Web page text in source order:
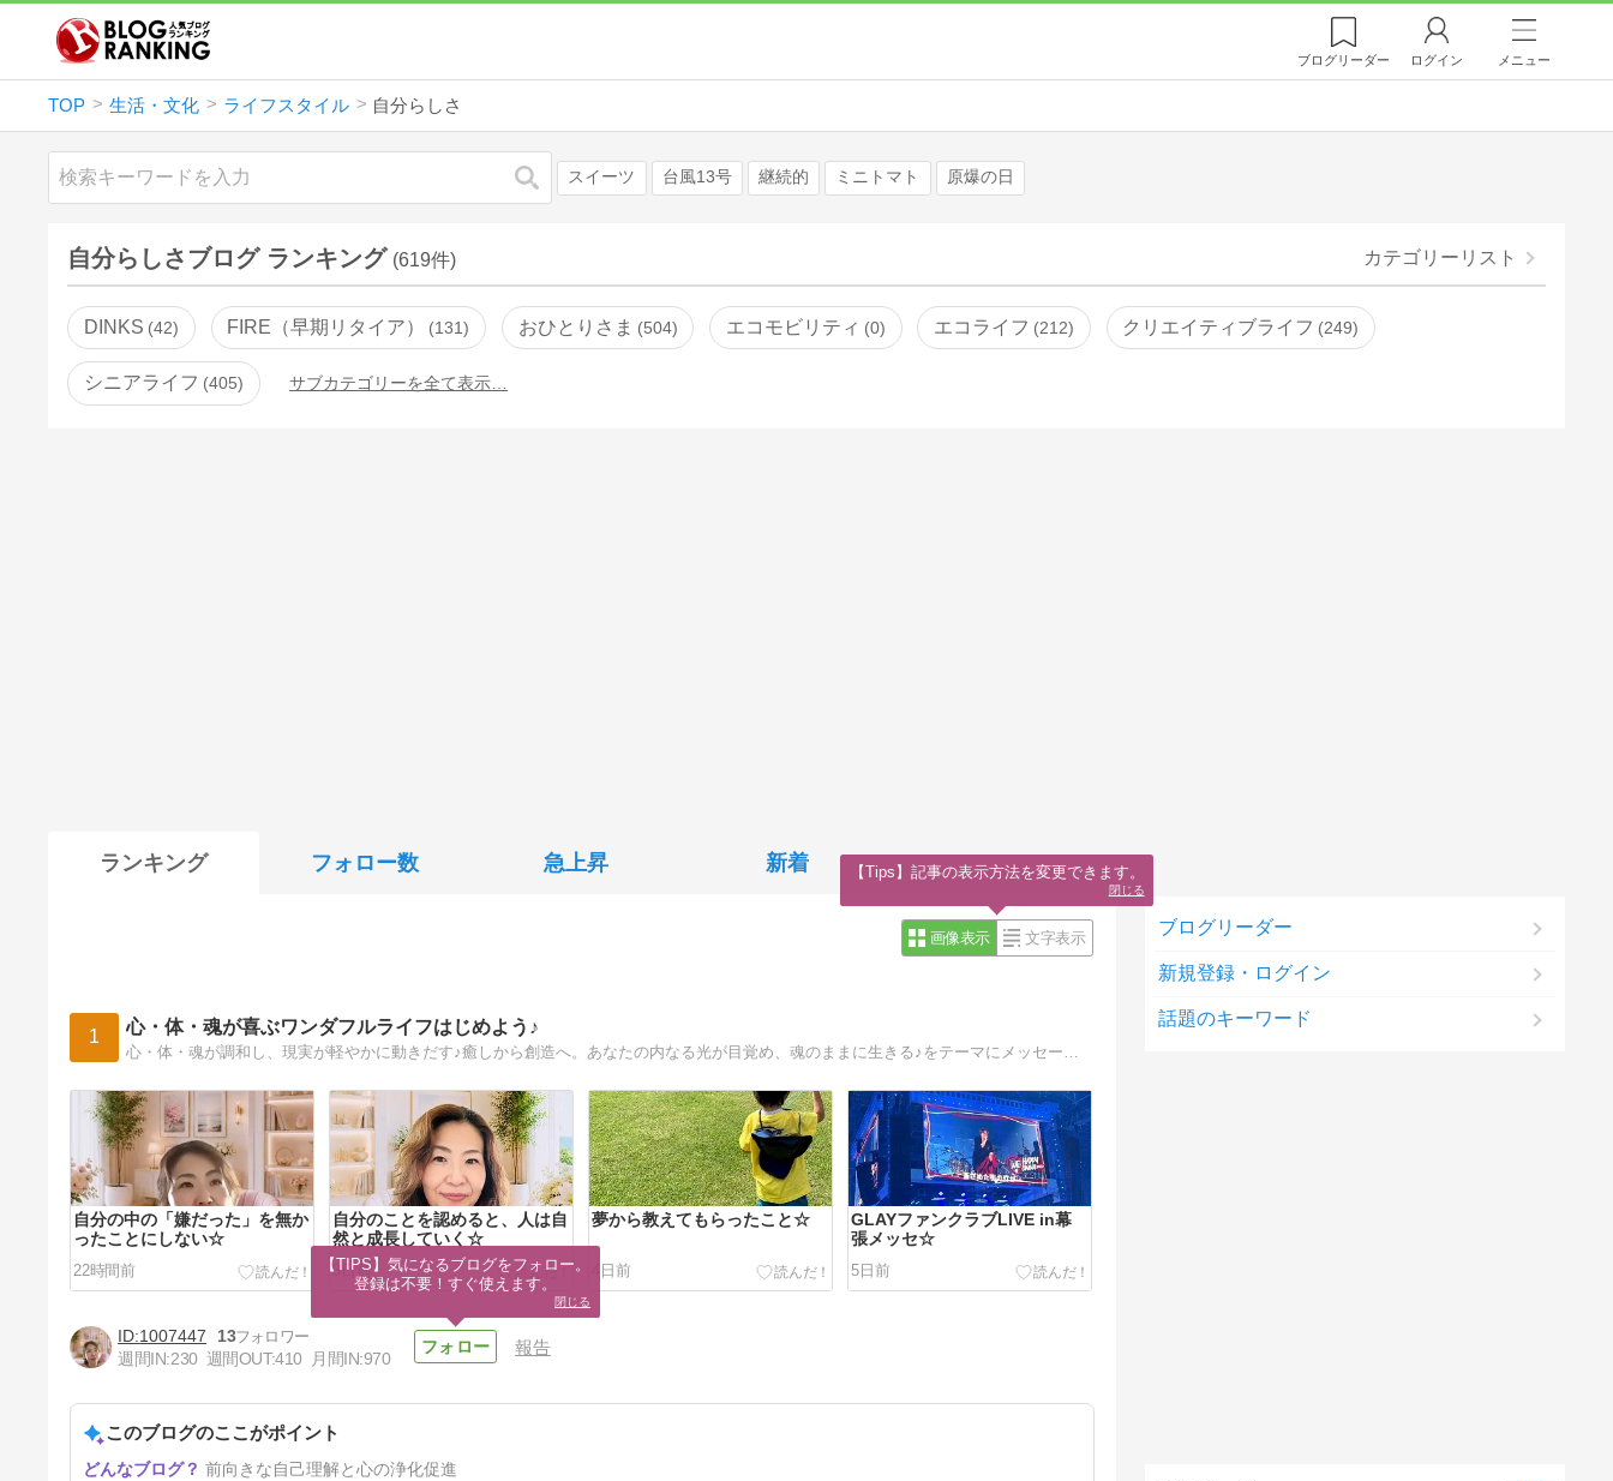
ブログリーダー ログイン メニュー
TOP 生活・文化 ライフスタイル 自分らしさ
検索 スイーツ 台風13号 継続的 ミニトマト 原爆の日
自分らしさブログ ランキング (619件) カテゴリーリスト
DINKS 42 FIRE（早期リタイア） 131 おひとりさま 504 エコモビリティ 0 エコライフ 212 クリエイティブライフ 249
シニアライフ 405 サブカテゴリーを全て表示…
ランキング フォロー数 急上昇 新着
画像表示 文字表示
1 心・体・魂が喜ぶワンダフルライフはじめよう♪
自分の中の「嫌だった」を無か
ったことにしない☆
22時間前
自分のことを認めると、人は自
然と成長していく☆
3日前
夢から教えてもらったこと☆
4日前
GLAYファンクラブLIVE in幕
張メッセ☆
5日前
瞑想しましょう☆今週のミラク
ルクリエイションカード
1007447
13
週間IN:230 週間OUT:410 月間IN:970
報告
このブログのここがポイント
前向きな自己理解と心の浄化促進
ブログリーダー
新規登録・ログイン
話題のキーワード
【TIPS】気になるブログをフォロー。
登録は不要！すぐ使えます。
閉じる
【Tips】記事の表示方法を変更できます。
閉じる